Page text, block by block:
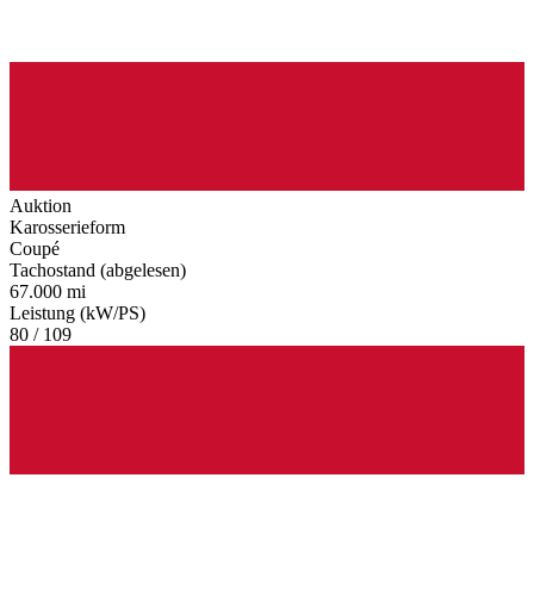
Auktion
Karosserieform
Coupé
Tachostand (abgelesen)
67.000 mi
Leistung (kW/PS)
80 / 109